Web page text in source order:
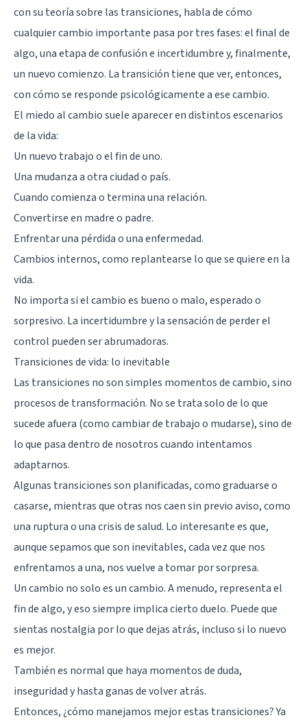
con su teoría sobre las transiciones, habla de cómo
cualquier cambio importante pasa por tres fases: el final de
algo, una etapa de confusión e incertidumbre y, finalmente,
un nuevo comienzo. La transición tiene que ver, entonces,
con cómo se responde psicológicamente a ese cambio.
El miedo al cambio suele aparecer en distintos escenarios
de la vida:
Un nuevo trabajo o el fin de uno.
Una mudanza a otra ciudad o país.
Cuando comienza o termina una relación.
Convertirse en madre o padre.
Enfrentar una pérdida o una enfermedad.
Cambios internos, como replantearse lo que se quiere en la
vida.
No importa si el cambio es bueno o malo, esperado o
sorpresivo. La incertidumbre y la sensación de perder el
control pueden ser abrumadoras.
Transiciones de vida: lo inevitable
Las transiciones no son simples momentos de cambio, sino
procesos de transformación. No se trata solo de lo que
sucede afuera (como cambiar de trabajo o mudarse), sino de
lo que pasa dentro de nosotros cuando intentamos
adaptarnos.
Algunas transiciones son planificadas, como graduarse o
casarse, mientras que otras nos caen sin previo aviso, como
una ruptura o una crisis de salud. Lo interesante es que,
aunque sepamos que son inevitables, cada vez que nos
enfrentamos a una, nos vuelve a tomar por sorpresa.
Un cambio no solo es un cambio. A menudo, representa el
fin de algo, y eso siempre implica cierto duelo. Puede que
sientas nostalgia por lo que dejas atrás, incluso si lo nuevo
es mejor.
También es normal que haya momentos de duda,
inseguridad y hasta ganas de volver atrás.
Entonces, ¿cómo manejamos mejor estas transiciones? Ya